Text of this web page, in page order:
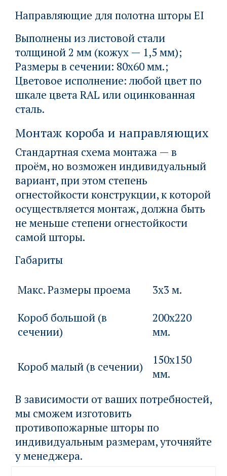
Направляющие для полотна шторы EI
Выполнены из листовой стали
толщиной 2 мм (кожух — 1,5 мм);
Размеры в сечении: 80х60 мм.;
Цветовое исполнение: любой цвет по
шкале цвета RAL или оцинкованная
сталь.
Монтаж короба и направляющих
Стандартная схема монтажа — в
проём, но возможен индивидуальный
вариант, при этом степень
огнестойкости конструкции, к которой
осуществляется монтаж, должна быть
не меньше степени огнестойкости
самой шторы.
Габариты
Макс. Размеры проема
3х3 м.
Короб большой (в
сечении)
200х220
мм.
Короб малый (в сечении)
150х150
мм.
В зависимости от ваших потребностей,
мы сможем изготовить
противопожарные шторы по
индивидуальным размерам, уточняйте
у менеджера.